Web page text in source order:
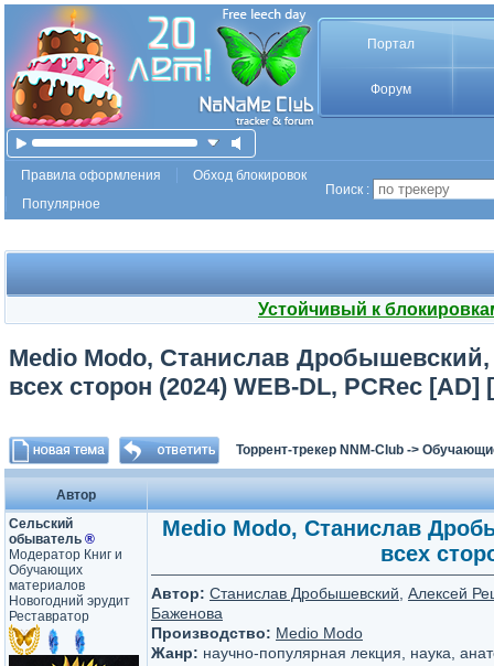
Портал
Форум
Правила оформления
Обход блокировок
Популярное
Поиск :
Устойчивый к
Medio Modo, Станислав
всех сторон (2024) WEB-DL, PCRec [AD]
Торрент-трекер NNM-Club ->
Автор
Сельский
обыватель ®
Модератор Книг и
Обучающих
материалов
Новогодний эрудит
Реставратор
Medio Modo, Станислав
всех
Автор: Станислав Дробышевский Алексей
Баженова
Производство: Medio Modo
Жанр: научно-популярная лекция, наука,